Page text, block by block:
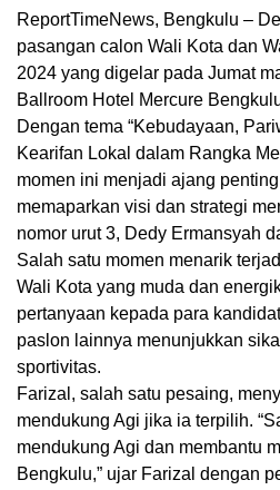
ReportTimeNews, Bengkulu –
pasangan calon Wali Kota dan
2024 yang digelar pada Jumat
Ballroom Hotel Mercure
Dengan tema “Kebudayaan,
Kearifan Lokal dalam Rangka
momen ini menjadi ajang
memaparkan visi dan strategi
nomor urut 3, Dedy Ermansyah
Salah satu momen menarik
Wali Kota yang muda dan
pertanyaan kepada para
paslon lainnya menunjukkan
sportivitas.
Farizal, salah satu pesaing,
mendukung Agi jika ia terpilih.
mendukung Agi dan membantu
Bengkulu,” ujar Farizal dengan